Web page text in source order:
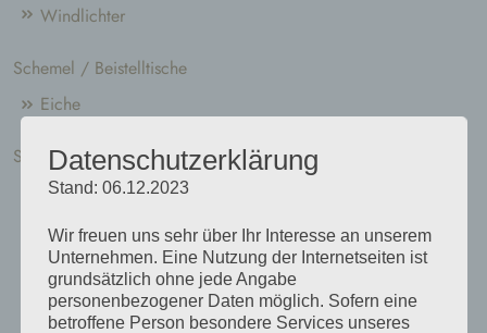
Windlichter
Schemel / Beistelltische
Eiche
Schneidebretter
Eiche
Esche
Kiefer
Kirsche
Datenschutzerklärung
Stand: 06.12.2023
Wir freuen uns sehr über Ihr Interesse an unserem
Unternehmen. Eine Nutzung der Internetseiten ist
grundsätzlich ohne jede Angabe
personenbezogener Daten möglich. Sofern eine
betroffene Person besondere Services unseres